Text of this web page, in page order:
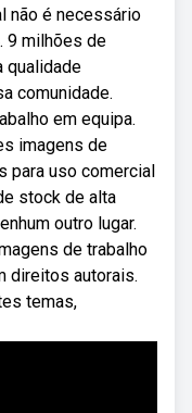
não é necessário
9 milhões de
qualidade
comunidade.
em equipa.
imagens de
para uso comercial
stock de alta
outro lugar.
de trabalho
direitos autorais.
temas,